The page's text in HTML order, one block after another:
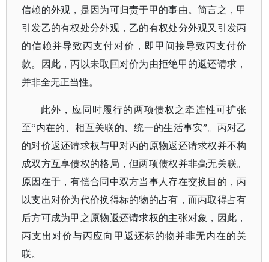
信赖的外观，是因为可归责于甲的事由。简言之，甲
引发乙的有权处分外观，乙的有权处分外观又引发丙
的信赖并导致丙支付对价，即甲间接导致丙支付价
款。因此，丙以未取回对价为由拒绝甲的返还请求，
并非全无正当性。
此外，应同时履行的两项债权之牵连性可扩张
至“内在的、相互关联的、统一的生活事实”。丙对乙
的对价返还请求权与甲对丙的原物返还请求权并不构
成双方互享债权的格局，但两项债权并非毫无关联。
原因在于，有偿合同中双方当事人存在交换目的，丙
以支出对价为代价换得标的物的占有，而丙取得占有
后方可成为甲之原物返还请求权的主张对象，因此，
丙支出对价与丙应向甲返还标的物并非无内在的关
联。